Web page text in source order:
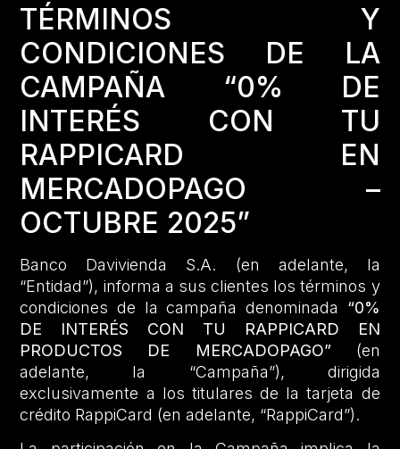
TÉRMINOS Y
CONDICIONES DE LA
CAMPAÑA “0% DE
INTERÉS CON TU
RAPPICARD EN
MERCADOPAGO –
OCTUBRE 2025”
Banco Davivienda S.A. (en adelante, la
“Entidad”), informa a sus clientes los términos y
condiciones de la campaña denominada “0%
DE INTERÉS CON TU RAPPICARD EN
PRODUCTOS DE MERCADOPAGO” (en
adelante, la “Campaña”), dirigida
exclusivamente a los titulares de la tarjeta de
crédito RappiCard (en adelante, “RappiCard”).